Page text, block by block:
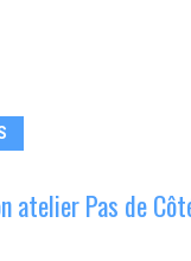
Pas de